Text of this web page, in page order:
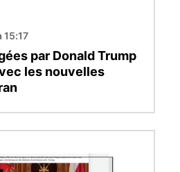
15:17
par Donald Trump
les nouvelles